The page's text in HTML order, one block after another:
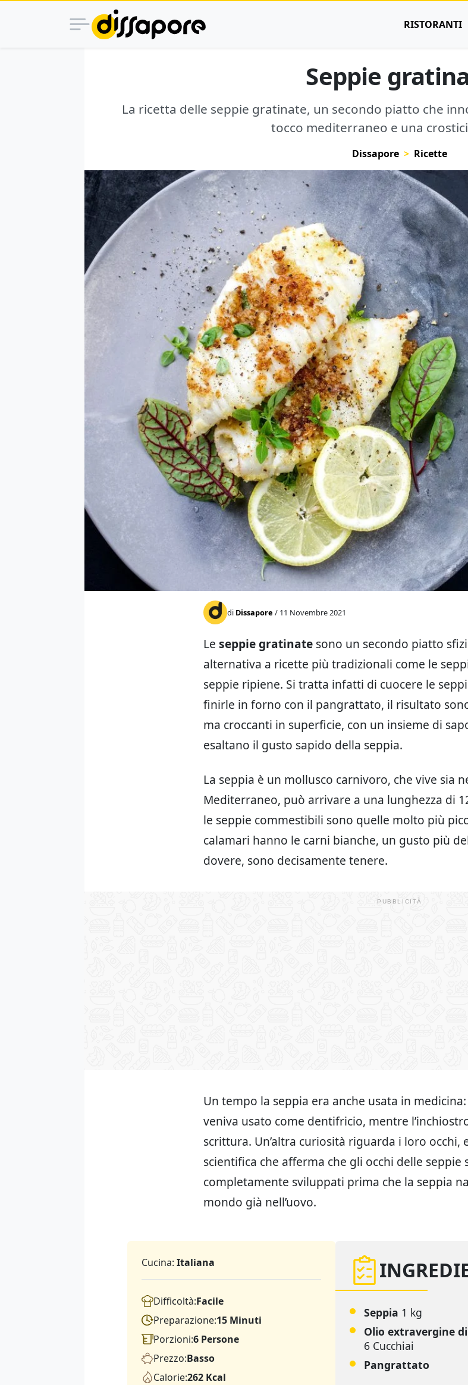
RISTORANTI
Seppie
La ricetta delle seppie gratinate, un secondo piatto che
tocco mediterraneo e una
Dissapore Ricette
di Dissapore / 11 Novembre 2021
Le seppie gratinate sono un secondo piatto
alternativa a ricette più tradizionali come le
seppie ripiene. Si tratta infatti di cuocere le
finirle in forno con il pangrattato, il risultato
ma croccanti in superficie, con un insieme di
esaltano il gusto sapido della seppia.
La seppia è un mollusco carnivoro, che vive sia
Mediterraneo, può arrivare a una lunghezza di
le seppie commestibili sono quelle molto più
calamari hanno le carni bianche, un gusto più
dovere, sono decisamente tenere.
Un tempo la seppia era anche usata in
veniva usato come dentifricio, mentre
scrittura. Un’altra curiosità riguarda i loro occhi,
scientifica che afferma che gli occhi delle seppie
completamente sviluppati prima che la seppia
mondo già nell’uovo.
Cucina: Italiana
Difficoltà:Facile
Preparazione:15 Minuti
Porzioni:6 Persone
Prezzo:Basso
Calorie:262 Kcal
Seppia 1 kg
Olio extravergine
6 Cucchiai
Pangrattato